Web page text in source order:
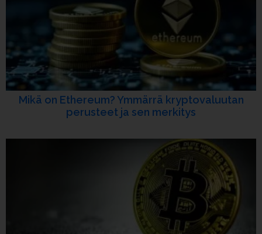
Mikä on Ethereum? Ymmärrä kryptovaluutan
perusteet ja sen merkitys